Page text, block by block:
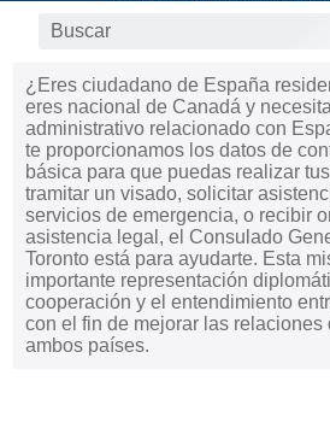
¿Eres ciudadano de España
eres nacional de Canadá y
administrativo relacionado con
te proporcionamos los datos de
básica para que puedas realizar
tramitar un visado, solicitar
servicios de emergencia, o recibir
asistencia legal, el Consulado
Toronto está para ayudarte. Esta
importante representación
cooperación y el entendimiento
con el fin de mejorar las relaciones
ambos países.